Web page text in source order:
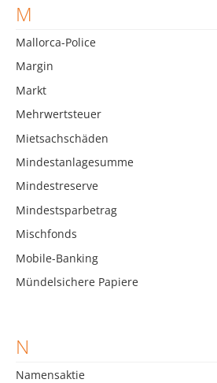
M
Mallorca-Police
Margin
Markt
Mehrwertsteuer
Mietsachschäden
Mindestanlagesumme
Mindestreserve
Mindestsparbetrag
Mischfonds
Mobile-Banking
Mündelsichere Papiere
N
Namensaktie